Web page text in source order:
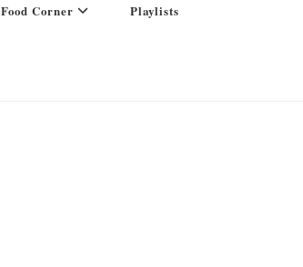
Food Corner Playlists